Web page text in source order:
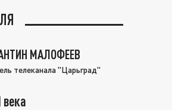
МАЛОФЕЕВ
телеканала "Царьград"